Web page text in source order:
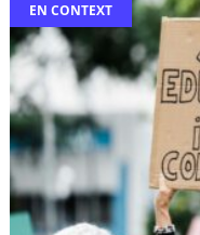
EN CONTEXT